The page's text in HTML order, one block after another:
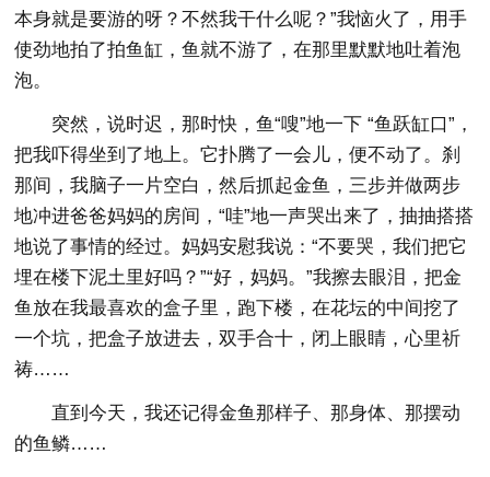
本身就是要游的呀？不然我干什么呢？”我恼火了，用手
使劲地拍了拍鱼缸，鱼就不游了，在那里默默地吐着泡
泡。
突然，说时迟，那时快，鱼“嗖”地一下 “鱼跃缸口”，
把我吓得坐到了地上。它扑腾了一会儿，便不动了。刹
那间，我脑子一片空白，然后抓起金鱼，三步并做两步
地冲进爸爸妈妈的房间，“哇”地一声哭出来了，抽抽搭搭
地说了事情的经过。妈妈安慰我说：“不要哭，我们把它
埋在楼下泥土里好吗？”“好，妈妈。”我擦去眼泪，把金
鱼放在我最喜欢的盒子里，跑下楼，在花坛的中间挖了
一个坑，把盒子放进去，双手合十，闭上眼睛，心里祈
祷……
直到今天，我还记得金鱼那样子、那身体、那摆动
的鱼鳞……